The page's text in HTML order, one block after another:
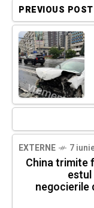
PREVIOUS POST
EXTERNE 7
China trimite
estul
negocierile